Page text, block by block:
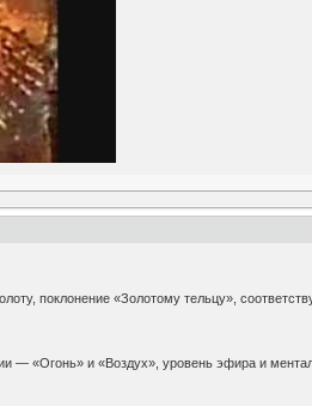
поклонение «Золотому тельцу»,
— «Огонь» и «Воздух», уровень эфира и